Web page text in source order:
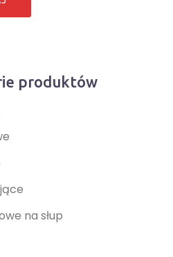
produktów
na słup